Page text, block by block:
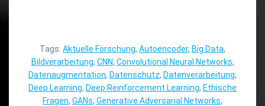
Tags: Aktuelle Forschung, Autoencoder, Big Data,
Bildverarbeitung, CNN, Convolutional Neural Networks,
Datenaugmentation, Datenschutz, Datenverarbeitung,
Deep Learning, Deep Reinforcement Learning, Ethische
Fragen, GANs, Generative Adversarial Networks,